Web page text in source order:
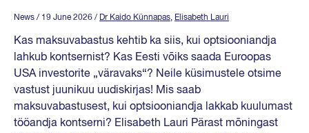
News / 19 June 2026 / Dr Kaido Künnapas, Elisabeth Lauri
Kas maksuvabastus kehtib ka siis, kui optsiooniandja
lahkub kontsernist? Kas Eesti võiks saada Euroopas
USA investorite „väravaks“? Neile küsimustele otsime
vastust juunikuu uudiskirjas! Mis saab
maksuvabastusest, kui optsiooniandja lakkab kuulumast
tööandja kontserni? Elisabeth Lauri Pärast mõningast